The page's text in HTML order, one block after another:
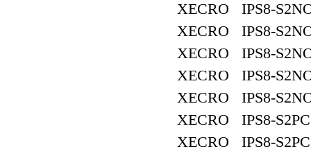
XECRO IPS8-
XECRO IPS8-
XECRO IPS8-
XECRO IPS8-
XECRO IPS8-
XECRO IPS8-
XECRO IPS8-